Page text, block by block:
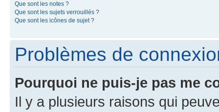
Que sont les notes ?
Que sont les sujets verrouillés ?
Que sont les icônes de sujet ?
Problèmes de
Pourquoi ne puis-je pas me
Il y a plusieurs raisons qui